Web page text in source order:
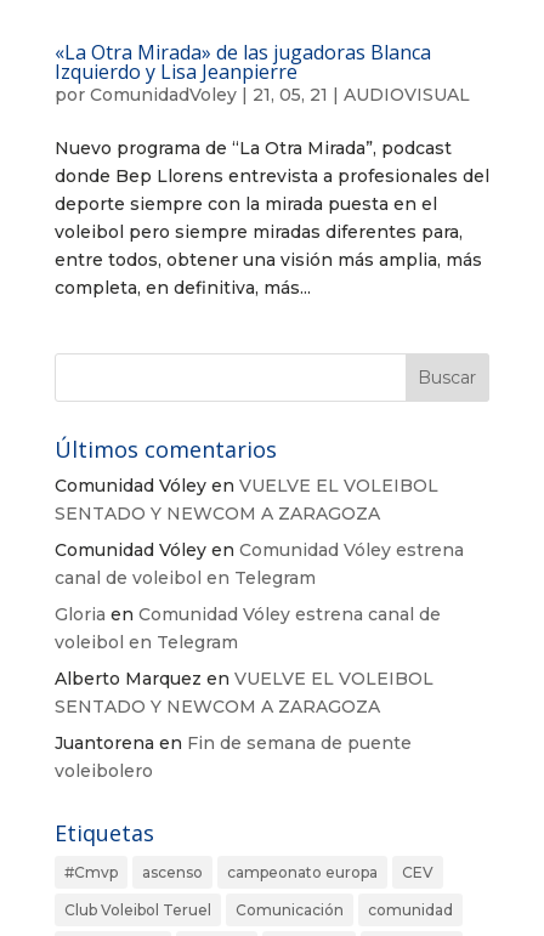
«La Otra Mirada» de las jugadoras Blanca
Izquierdo y Lisa Jeanpierre
por ComunidadVoley| 21, 05, 21 | AUDIOVISUAL
Nuevo programa de “La Otra Mirada”, podcast
donde Bep Llorens entrevista a profesionales del
deporte siempre con la mirada puesta en el
voleibol pero siempre miradas diferentes para,
entre todos, obtener una visión más amplia, más
completa, en definitiva, más...
Últimos comentarios
Comunidad Vóleyen VUELVE EL VOLEIBOL
SENTADO Y NEWCOM A ZARAGOZA
Comunidad Vóleyen Comunidad Vóley estrena
canal de voleibol en Telegram
Gloria en Comunidad Vóley estrena canal de
voleibol en Telegram
Alberto Marquez en VUELVE EL VOLEIBOL
SENTADO Y NEWCOM A ZARAGOZA
Juantorena en Fin de semana de puente
voleibolero
Etiquetas
#Cmvp ascenso campeonato europa CEV
Club Voleibol Teruel Comunicación comunidad